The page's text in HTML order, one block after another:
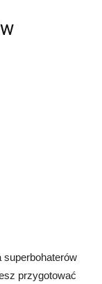
przygotować